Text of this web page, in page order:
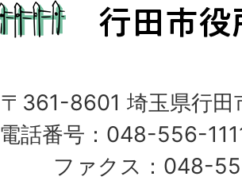
〒361-8601 埼玉県行田
電話番号：048-556-
ファクス：048-